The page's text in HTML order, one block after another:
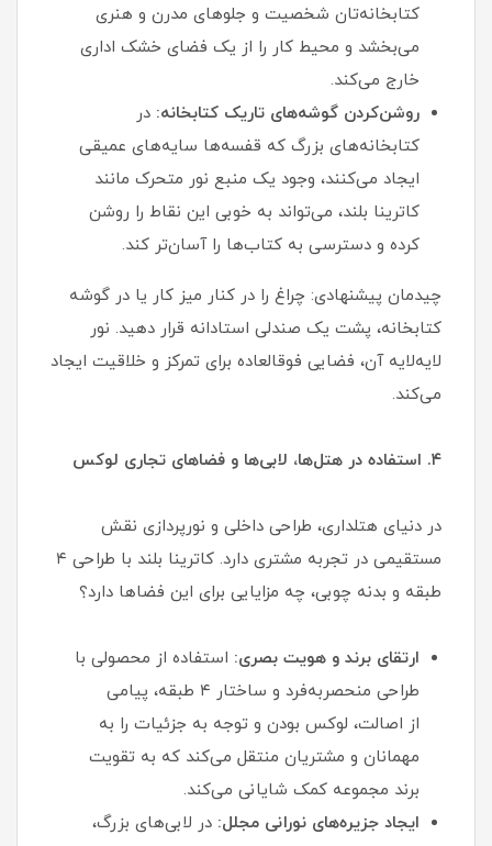
کتابخانه‌تان شخصیت و جلوهای مدرن و هنری
می‌بخشد و محیط کار را از یک فضای خشک اداری
خارج می‌کند.
روشن‌کردن گوشه‌های تاریک کتابخانه: در
کتابخانه‌های بزرگ که قفسه‌ها سایه‌های عمیقی
ایجاد می‌کنند، وجود یک منبع نور متحرک مانند
کاترینا بلند، می‌تواند به خوبی این نقاط را روشن
کرده و دسترسی به کتاب‌ها را آسان‌تر کند.
چیدمان پیشنهادی: چراغ را در کنار میز کار یا در گوشه
کتابخانه، پشت یک صندلی استادانه قرار دهید. نور
لایه‌لایه آن، فضایی فوقالعاده برای تمرکز و خلاقیت ایجاد
می‌کند.
۴. استفاده در هتل‌ها، لابی‌ها و فضاهای تجاری لوکس
در دنیای هتلداری، طراحی داخلی و نورپردازی نقش
مستقیمی در تجربه مشتری دارد. کاترینا بلند با طراحی ۴
طبقه و بدنه چوبی، چه مزایایی برای این فضاها دارد؟
ارتقای برند و هویت بصری: استفاده از محصولی با
طراحی منحصربه‌فرد و ساختار ۴ طبقه، پیامی
از اصالت، لوکس بودن و توجه به جزئیات را به
مهمانان و مشتریان منتقل می‌کند که به تقویت
برند مجموعه کمک شایانی می‌کند.
ایجاد جزیره‌های نورانی مجلل: در لابی‌های بزرگ،